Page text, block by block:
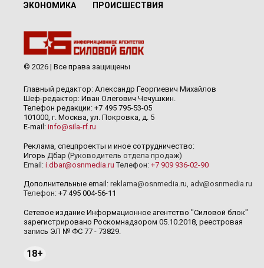
ЭКОНОМИКА ПРОИСШЕСТВИЯ
© 2026 | Все права защищены
Главный редактор: Александр Георгиевич Михайлов
Шеф-редактор: Иван Олегович Чечушкин.
Телефон редакции: +7 495 795-53-05
101000, г. Москва, ул. Покровка, д. 5
E-mail: info@sila-rf.ru
Реклама, спецпроекты и иное сотрудничество:
Игорь Дбар (Руководитель отдела продаж)
Email: i.dbar@osnmedia.ru Телефон: +7 909 936-02-90
Дополнительные email: reklama@osnmedia.ru, adv@osnmedia.ru
Телефон: +7 495 004-56-11
Сетевое издание Информационное агентство "Силовой блок"
зарегистрировано Роскомнадзором 05.10.2018, реестровая
запись ЭЛ № ФС 77 - 73829.
18+